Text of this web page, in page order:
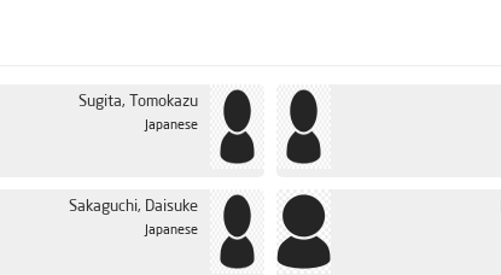
Sugita, Tomokazu
Japanese
Sakaguchi, Daisuke
Japanese